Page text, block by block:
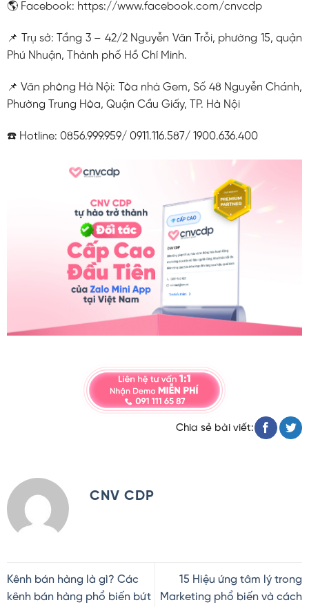
🌎 Facebook: https://www.facebook.com/cnvcdp
📌 Trụ sở: Tầng 3 – 42/2 Nguyễn Văn Trỗi, phường 15, quận
Phú Nhuận, Thành phố Hồ Chí Minh.
📌 Văn phòng Hà Nội: Tòa nhà Gem, Số 48 Nguyễn Chánh,
Phường Trung Hòa, Quận Cầu Giấy, TP. Hà Nội
☎️ Hotline: 0856.999.959/ 0911.116.587/ 1900.636.400
Chia sẻ bài viết:
CNV CDP
Kênh bán hàng là gì? Các
kênh bán hàng phổ biến bứt
15 Hiệu ứng tâm lý trong
Marketing phổ biến và cách